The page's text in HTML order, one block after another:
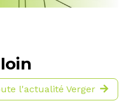
l'actualité Verger